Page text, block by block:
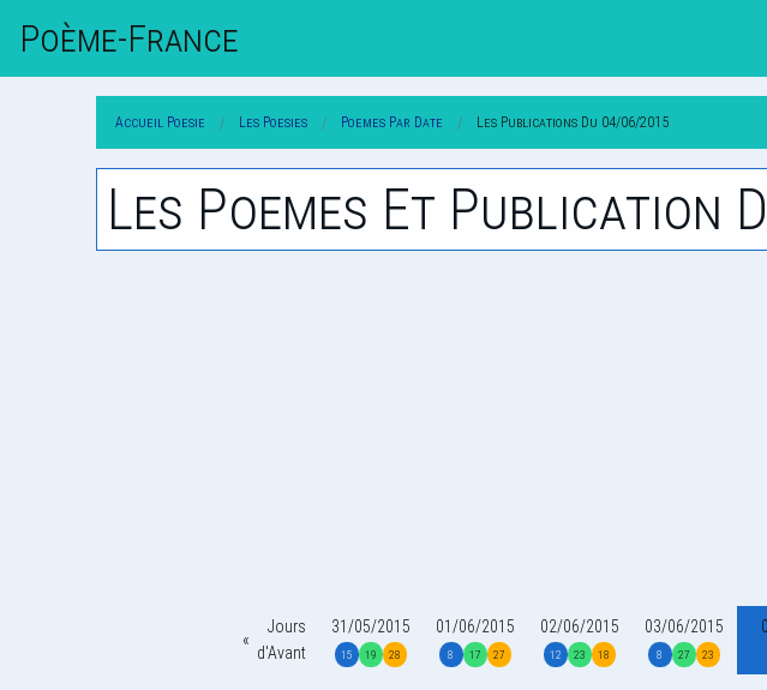
Poème-FrAnce
Accueil Poesie Les Poesies Poemes Par Date Les Publications Du 04/06/2015
Les Poemes Et Publication
Jours
d'Avant
31/05/2015
15 19 28
01/06/2015
8 17 27
02/06/2015
12 23 18
03/06/2015
8 27 23